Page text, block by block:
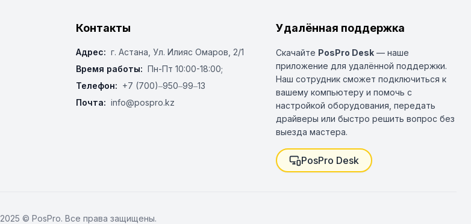
Контакты
Адрес: г. Астана, ​Ул. Илияс Омаров, 2/1
Время работы: Пн-Пт 10:00-18:00;
Телефон: +7 (700)‒950‒99‒13
Почта: info@pospro.kz
Удалённая поддержка
Скачайте PosPro Desk — наше
приложение для удалённой поддержки.
Наш сотрудник сможет подключиться к
вашему компьютеру и помочь с
настройкой оборудования, передать
драйверы или быстро решить вопрос без
выезда мастера.
PosPro Desk
2025 © PosPro. Все права защищены.